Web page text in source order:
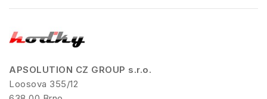
APSOLUTION CZ GROUP s.r.o.
Loosova 355/12